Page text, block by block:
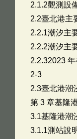
2.1.2觀測設
2.2臺北港主
2.2.1潮汐主
2.2.2潮汐主
2.2.32023
2-3
2.3臺北港潮
第 3 章基隆
3.1基隆港潮
3.1.1測站說